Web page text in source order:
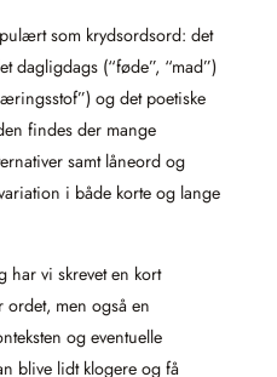
som krydsordsord: det
dagligdags (“føde”, “mad”)
og det poetiske
findes der mange
samt låneord og
i både korte og lange
har vi skrevet en kort
ordet, men også en
og eventuelle
blive lidt klogere og få